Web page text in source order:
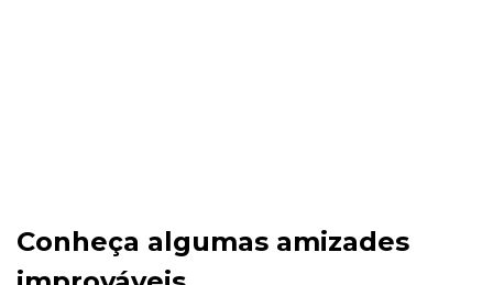
Conheça algumas amizades